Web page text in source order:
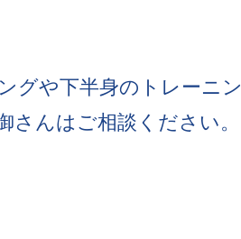
グや下半身のトレーニン
んはご相談ください。